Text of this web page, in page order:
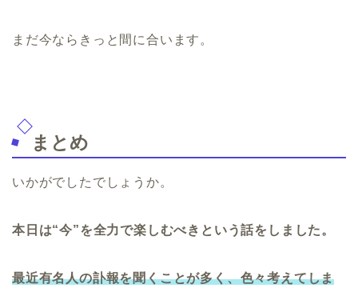
まだ今ならきっと間に合います。
まとめ
いかがでしたでしょうか。
本日は“今”を全力で楽しむべきという話をしました。
最近有名人の訃報を聞くことが多く、色々考えてしま